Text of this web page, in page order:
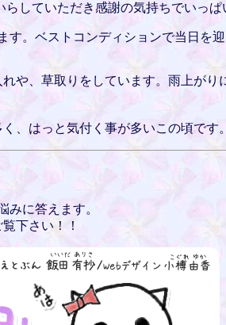
していただき感謝の気持ちでいっぱ
。ベストコンディションで当日を
や、草取りをしています。雨上が
、はっと気付く事が多いこの頃です。
みに答えます。
下さい！！